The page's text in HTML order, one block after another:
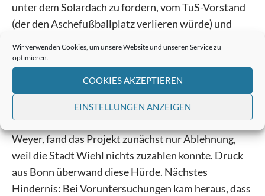
Wir verwenden Cookies, um unsere Website und unseren Service zu
optimieren.
COOKIES AKZEPTIEREN
EINSTELLUNGEN ANZEIGEN
unter dem Solardach zu fordern, vom TuS-Vorstand
(der den Aschefußballplatz verlieren würde) und
Im Ministerium war der Schreck groß. Man suchte
einige Monate nach anderen geeigneten Flächen,
fand aber so schnell keine. Bei der obersten
Kommunalaufsicht NRW, Innenminister Willy
Weyer, fand das Projekt zunächst nur Ablehnung,
weil die Stadt Wiehl nichts zuzahlen konnte. Druck
aus Bonn überwand diese Hürde. Nächstes
Hindernis: Bei Voruntersuchungen kam heraus, dass